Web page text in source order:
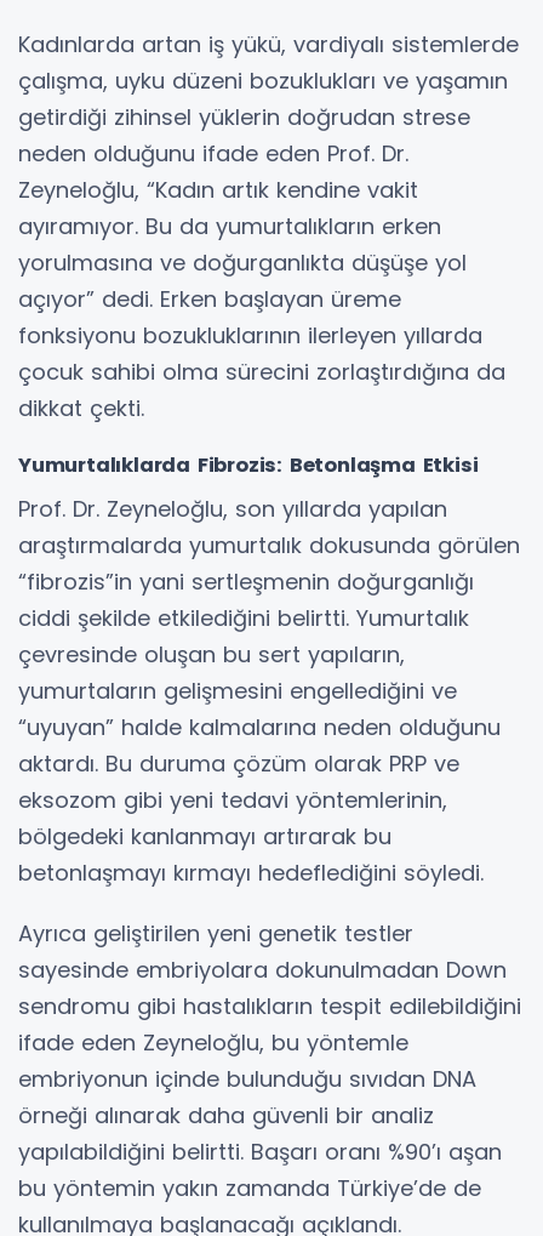
Kadınlarda artan iş yükü, vardiyalı sistemlerde
çalışma, uyku düzeni bozuklukları ve yaşamın
getirdiği zihinsel yüklerin doğrudan strese
neden olduğunu ifade eden Prof. Dr.
Zeyneloğlu, “Kadın artık kendine vakit
ayıramıyor. Bu da yumurtalıkların erken
yorulmasına ve doğurganlıkta düşüşe yol
açıyor” dedi. Erken başlayan üreme
fonksiyonu bozukluklarının ilerleyen yıllarda
çocuk sahibi olma sürecini zorlaştırdığına da
dikkat çekti.
Yumurtalıklarda Fibrozis: Betonlaşma Etkisi
Prof. Dr. Zeyneloğlu, son yıllarda yapılan
araştırmalarda yumurtalık dokusunda görülen
“fibrozis”in yani sertleşmenin doğurganlığı
ciddi şekilde etkilediğini belirtti. Yumurtalık
çevresinde oluşan bu sert yapıların,
yumurtaların gelişmesini engellediğini ve
“uyuyan” halde kalmalarına neden olduğunu
aktardı. Bu duruma çözüm olarak PRP ve
eksozom gibi yeni tedavi yöntemlerinin,
bölgedeki kanlanmayı artırarak bu
betonlaşmayı kırmayı hedeflediğini söyledi.
Ayrıca geliştirilen yeni genetik testler
sayesinde embriyolara dokunulmadan Down
sendromu gibi hastalıkların tespit edilebildiğini
ifade eden Zeyneloğlu, bu yöntemle
embriyonun içinde bulunduğu sıvıdan DNA
örneği alınarak daha güvenli bir analiz
yapılabildiğini belirtti. Başarı oranı %90’ı aşan
bu yöntemin yakın zamanda Türkiye’de de
kullanılmaya başlanacağı açıklandı.